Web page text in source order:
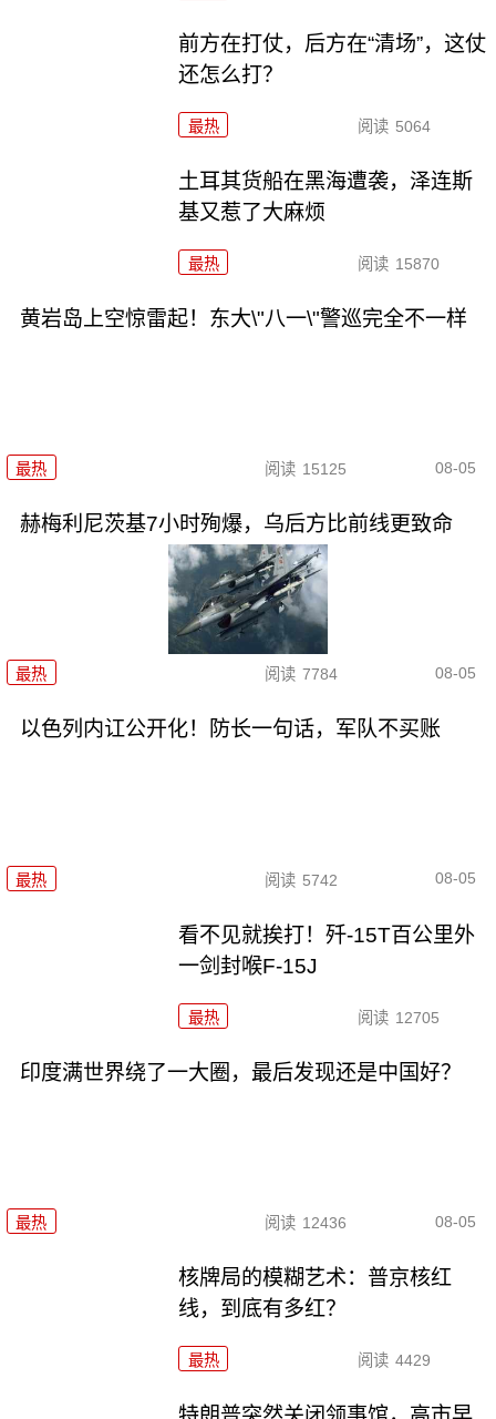
前方在打仗，后方在“清场”，这仗
还怎么打？
最热 阅读 5064
土耳其货船在黑海遭袭，泽连斯
基又惹了大麻烦
最热 阅读 15870
黄岩岛上空惊雷起！东大\"八一\"警巡完全不一样
最热 阅读 15125 08-05
赫梅利尼茨基7小时殉爆，乌后方比前线更致命
最热 阅读 7784 08-05
以色列内讧公开化！防长一句话，军队不买账
最热 阅读 5742 08-05
看不见就挨打！歼-15T百公里外
一剑封喉F-15J
最热 阅读 12705
印度满世界绕了一大圈，最后发现还是中国好？
最热 阅读 12436 08-05
核牌局的模糊艺术：普京核红
线，到底有多红？
最热 阅读 4429